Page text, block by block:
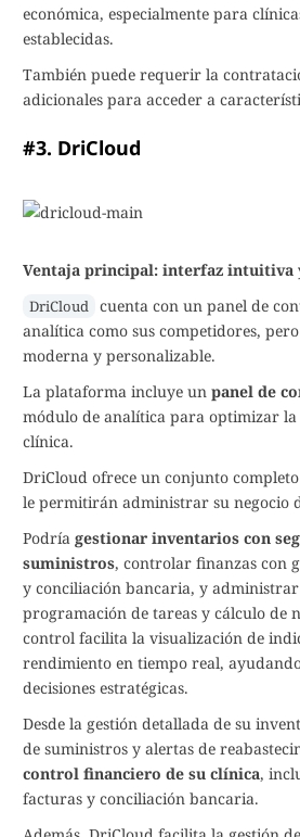
económica, especialmente para
establecidas.
También puede requerir la
adicionales para acceder a
#3. DriCloud
Ventaja principal: interfaz intuitiva
DriCloud cuenta con un panel de
analítica como sus competidores,
moderna y personalizable.
La plataforma incluye un panel de
módulo de analítica para optimizar
clínica.
DriCloud ofrece un conjunto
le permitirán administrar su negocio
Podría gestionar inventarios con
suministros, controlar finanzas con
y conciliación bancaria, y
programación de tareas y cálculo de
control facilita la visualización de
rendimiento en tiempo real,
decisiones estratégicas.
Desde la gestión detallada de su
de suministros y alertas de
control financiero de su clínica,
facturas y conciliación bancaria.